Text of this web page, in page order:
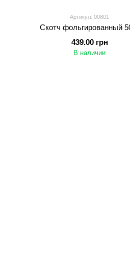
Артикул: 00801
Скотч фольгированный
439.00 грн
В наличии